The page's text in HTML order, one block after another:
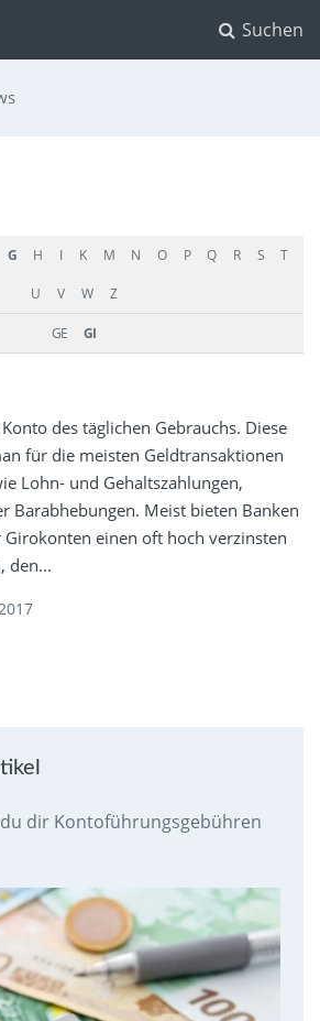
Suchen
G H I K M N O P Q R S T
U V W Z
GE GI
des täglichen Gebrauchs. Diese
für die meisten Geldtransaktionen
Lohn- und Gehaltszahlungen,
Barabhebungen. Meist bieten Banken
einen oft hoch verzinsten
den...
dir Kontoführungsgebühren